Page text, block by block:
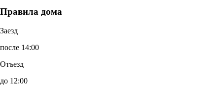
Правила дома
Заезд
после 14:00
Отъезд
до 12:00